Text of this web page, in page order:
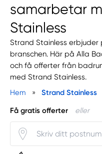
samarbetar
Stainless
Strand Stainless
branschen. Här på Alla
och få offerter från
med Strand Stainless.
Hem
» Strand Stainless
Få gratis offerter eller